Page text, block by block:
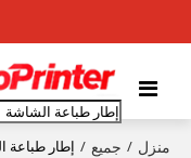
منزل / جميع / إطار طباعة